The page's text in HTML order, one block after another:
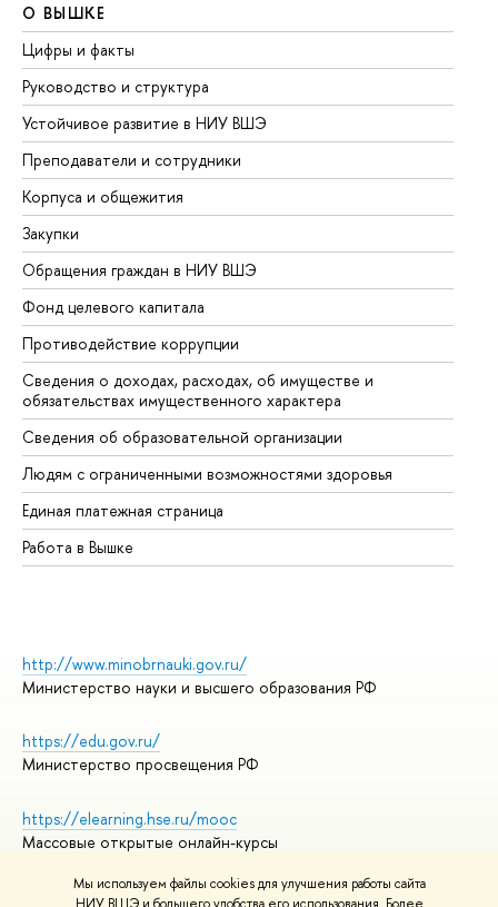
Мы используем файлы cookies для улучшения работы сайта
О ВЫШКЕ
Цифры и факты
Руководство и структура
Устойчивое развитие в НИУ ВШЭ
Преподаватели и сотрудники
Корпуса и общежития
Закупки
Обращения граждан в НИУ ВШЭ
Фонд целевого капитала
Противодействие коррупции
Сведения о доходах, расходах, об имуществе и
обязательствах имущественного характера
Сведения об образовательной организации
Людям с ограниченными возможностями здоровья
Единая платежная страница
Работа в Вышке
http://www.minobrnauki.gov.ru/
Министерство науки и высшего образования РФ
https://edu.gov.ru/
Министерство просвещения РФ
https://elearning.hse.ru/mooc
Массовые открытые онлайн-курсы